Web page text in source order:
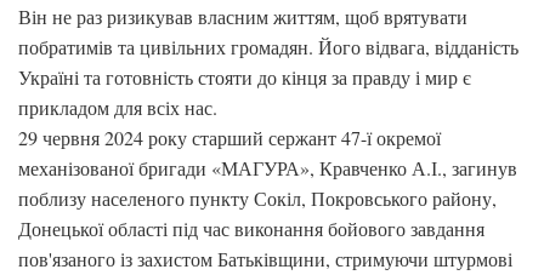
Він не раз ризикував власним життям, щоб врятувати
побратимів та цивільних громадян. Його відвага, відданість
Україні та готовність стояти до кінця за правду і мир є
прикладом для всіх нас.
29 червня 2024 року старший сержант 47-ї окремої
механізованої бригади «МАГУРА», Кравченко А.І., загинув
поблизу населеного пункту Сокіл, Покровського району,
Донецької області під час виконання бойового завдання
пов'язаного із захистом Батьківщини, стримуючи штурмові